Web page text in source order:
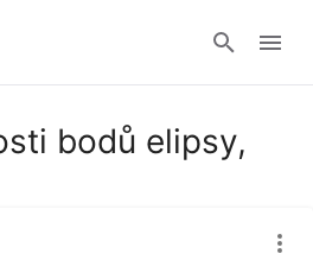
bodů elipsy,